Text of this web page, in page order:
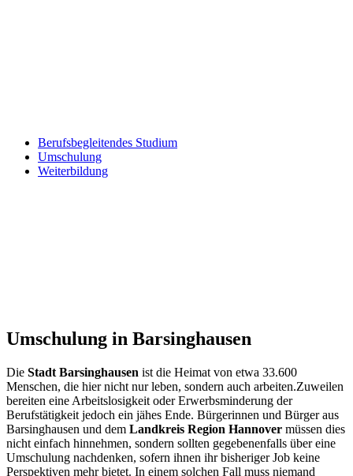
Berufsbegleitendes Studium
Umschulung
Weiterbildung
Umschulung in Barsinghausen
Die Stadt Barsinghausen ist die Heimat von etwa 33.600
Menschen, die hier nicht nur leben, sondern auch arbeiten.Zuweilen
bereiten eine Arbeitslosigkeit oder Erwerbsminderung der
Berufstätigkeit jedoch ein jähes Ende. Bürgerinnen und Bürger aus
Barsinghausen und dem Landkreis Region Hannover müssen dies
nicht einfach hinnehmen, sondern sollten gegebenenfalls über eine
Umschulung nachdenken, sofern ihnen ihr bisheriger Job keine
Perspektiven mehr bietet. In einem solchen Fall muss niemand